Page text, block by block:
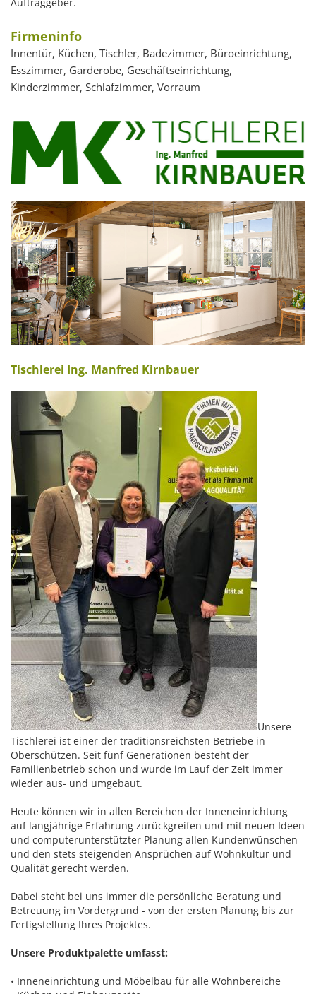
Auftraggeber.
Firmeninfo
Innentür, Küchen, Tischler, Badezimmer, Büroeinrichtung,
Esszimmer, Garderobe, Geschäftseinrichtung,
Kinderzimmer, Schlafzimmer, Vorraum
Tischlerei Ing. Manfred Kirnbauer
Unsere
Tischlerei ist einer der traditionsreichsten Betriebe in
Oberschützen. Seit fünf Generationen besteht der
Familienbetrieb schon und wurde im Lauf der Zeit immer
wieder aus- und umgebaut.
Heute können wir in allen Bereichen der Inneneinrichtung
auf langjährige Erfahrung zurückgreifen und mit neuen Ideen
und computerunterstützter Planung allen Kundenwünschen
und den stets steigenden Ansprüchen auf Wohnkultur und
Qualität gerecht werden.
Dabei steht bei uns immer die persönliche Beratung und
Betreuung im Vordergrund - von der ersten Planung bis zur
Fertigstellung Ihres Projektes.
Unsere Produktpalette umfasst:
• Inneneinrichtung und Möbelbau für alle Wohnbereiche